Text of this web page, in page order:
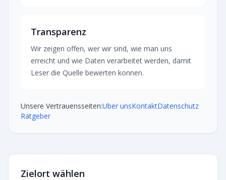
Transparenz
Wir zeigen offen, wer wir sind, wie man uns
erreicht und wie Daten verarbeitet werden, damit
Leser die Quelle bewerten konnen.
Unsere Vertrauensseiten:Uber unsKontaktDatenschutz
Ratgeber
Zielort wählen